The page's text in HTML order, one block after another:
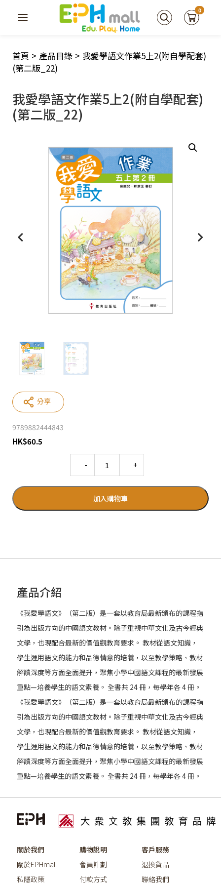
0
首頁 > 產品目錄 > 我愛學語文作業5上2(附自學配套)
(第二版_22)
我愛學語文作業5上2(附自學配套)
(第二版_22)
9789882444843
HK$60.5
加入購物車
分享
產品介紹
《我愛學語文》（第二版）是一套以教育局最新頒布的課程指
引為出版方向的中國語文教材。除子重視中華文化及古今經典
文學，也現配合最新的價值觀教育要求。 教材從語文知識，
學生運用語文的能力和品德情意的培養，以至教學策略、教材
解讀深度等方面全面提升，聚焦小學中國語文課程的最新發展
重點—培養學生的語文素養。 全書共 24 冊，每學年各 4 冊。
《我愛學語文》（第二版）是一套以教育局最新頒布的課程指
引為出版方向的中國語文教材。除子重視中華文化及古今經典
文學，也現配合最新的價值觀教育要求。 教材從語文知識，
學生運用語文的能力和品德情意的培養，以至教學策略、教材
解讀深度等方面全面提升，聚焦小學中國語文課程的最新發展
重點—培養學生的語文素養。 全書共 24 冊，每學年各 4 冊。
關於我們
關於EPHmall
私隱政策
購物說明
會員計劃
付款方式
客戶服務
退換貨品
聯絡我們